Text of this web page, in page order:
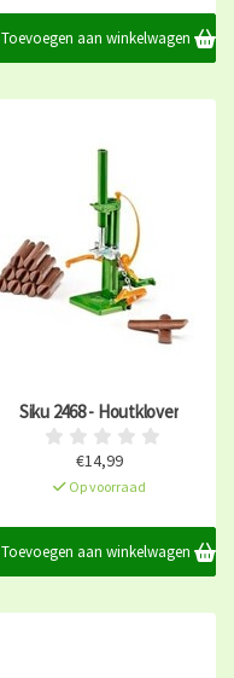
Toevoegen aan winkelwagen
Siku 2468 - Houtklover
€14,99
Op voorraad
Toevoegen aan winkelwagen